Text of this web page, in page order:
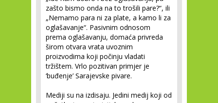
zašto bismo onda na to trošili pare?“, ili
„Nemamo para ni za plate, a kamo li za
oglašavanje“. Pasivnim odnosom
prema oglašavanju, domaća privreda
širom otvara vrata uvoznim
proizvodima koji počinju vladati
tržištem. Vrlo pozitivan primjer je
‘buđenje’ Sarajevske pivare.
Mediji su na izdisaju. Jedini medij koji od